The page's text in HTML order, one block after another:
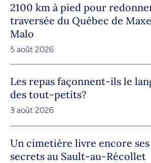
2100 km à pied pour
traversée du Québec de
Malo
5 août 2026
Les repas façonnent-ils le
des tout-petits?
3 août 2026
Un cimetière livre encore ses
secrets au Sault-au-Récollet